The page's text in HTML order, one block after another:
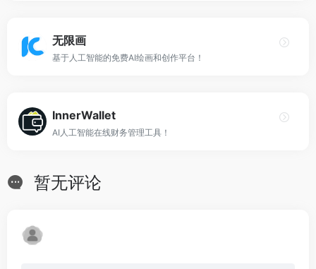
无限画
基于人工智能的免费AI绘画和创作平台！
InnerWallet
AI人工智能在线财务管理工具！
暂无评论